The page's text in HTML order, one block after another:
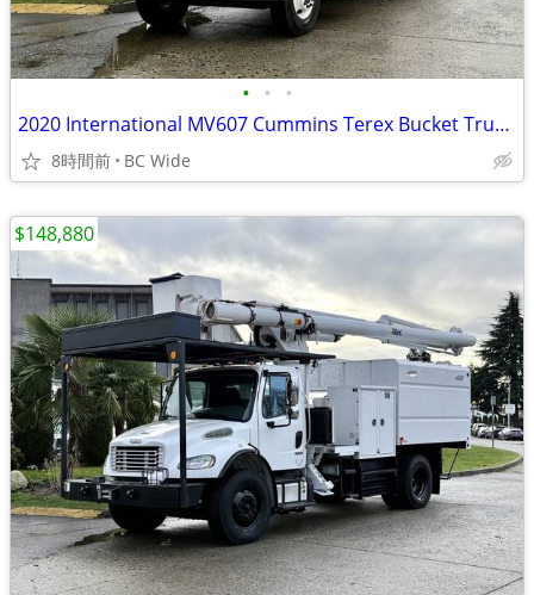
• • •
2020 International MV607 Cummins Terex Bucket Truck with Dump
8時間前 BC Wide
$148,880